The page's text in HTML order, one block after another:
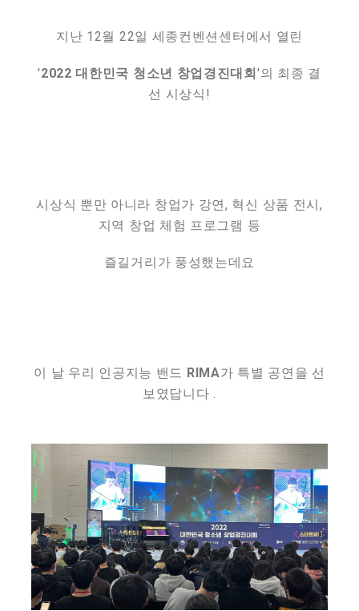
지난 12월 22일 세종컨벤션센터에서 열린
'2022 대한민국 청소년 창업경진대회'의 최종 결
선 시상식!
시상식 뿐만 아니라 창업가 강연, 혁신 상품 전시,
지역 창업 체험 프로그램 등
즐길거리가 풍성했는데요
이 날 우리 인공지능 밴드 RIMA가 특별 공연을 선
보였답니다 .